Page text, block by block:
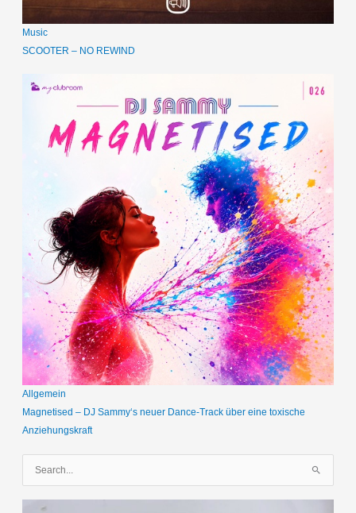
Music
SCOOTER – NO REWIND
Allgemein
Magnetised – DJ Sammy‘s neuer Dance-Track über eine toxische
Anziehungskraft
c